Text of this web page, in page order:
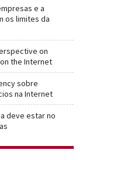
e a
os limites da
on
the Internet
sobre
na Internet
deve estar no